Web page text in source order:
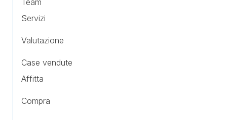
Team
Servizi
Valutazione
Case vendute
Affitta
Compra